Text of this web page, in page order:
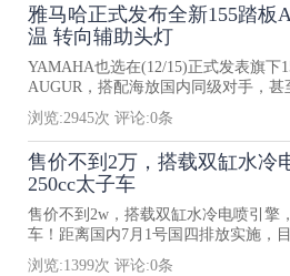
雅马哈正式发布全新155踏板
温 转向辅助头灯
YAMAHA也选在(12/15)正式发表旗下
AUGUR，搭配海放国内同级对手，甚
浏览:2945次 评论:0条
售价不到2万，搭载双缸水冷
250cc太子车
售价不到2w，搭载双缸水冷电喷引擎
车！距离国内7月1号国四排放实施，
浏览:1399次 评论:0条